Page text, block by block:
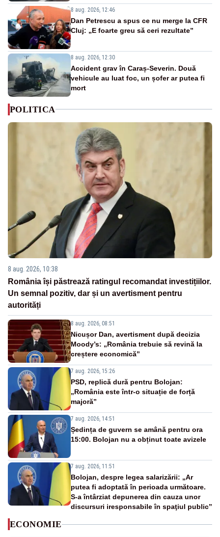
8 aug. 2026, 12:46
Dan Petrescu a spus ce nu merge la CFR
Cluj: „E foarte greu să ceri rezultate”
8 aug. 2026, 12:30
Accident grav în Caraș-Severin. Două
vehicule au luat foc, un șofer ar putea fi
mort
POLITICA
8 aug. 2026, 10:38
România își păstrează ratingul recomandat investițiilor.
Un semnal pozitiv, dar și un avertisment pentru
autorități
8 aug. 2026, 08:51
Nicușor Dan, avertisment după decizia
Moody’s: „România trebuie să revină la
creștere economică”
7 aug. 2026, 15:26
PSD, replică dură pentru Bolojan:
„România este într-o situație de forță
majoră”
7 aug. 2026, 14:51
Ședința de guvern se amână pentru ora
15:00. Bolojan nu a obținut toate avizele
7 aug. 2026, 11:51
Bolojan, despre legea salarizării: „Ar
putea fi adoptată în perioada următoare.
S-a întârziat depunerea din cauza unor
discursuri iresponsabile în spaţiul public”
ECONOMIE